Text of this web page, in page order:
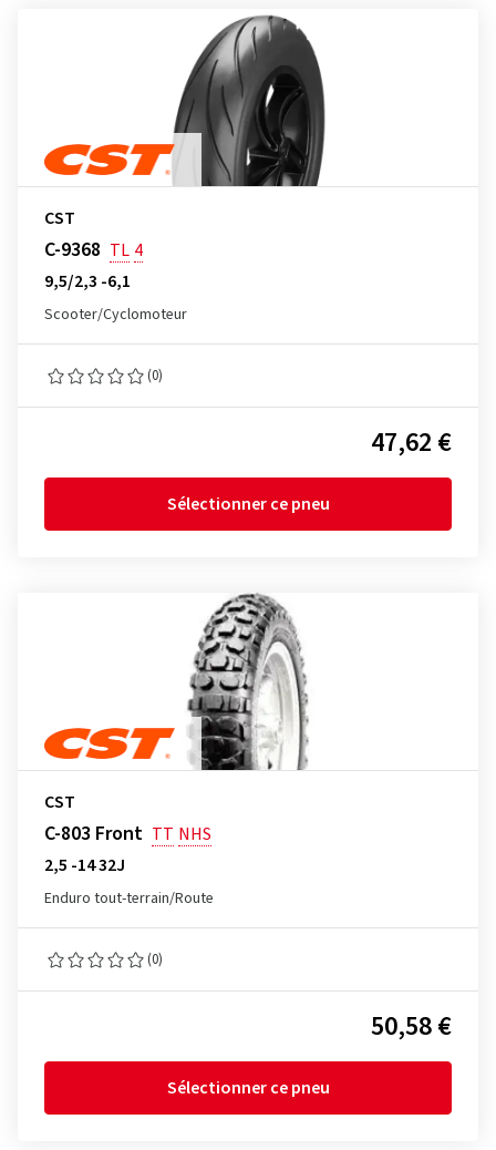
CST
C-9368 TL 4
9,5/2,3 -6,1
Scooter/Cyclomoteur
(0)
47,62 €
Sélectionner ce pneu
CST
C-803 Front TT NHS
2,5 -14 32J
Enduro tout-terrain/Route
(0)
50,58 €
Sélectionner ce pneu